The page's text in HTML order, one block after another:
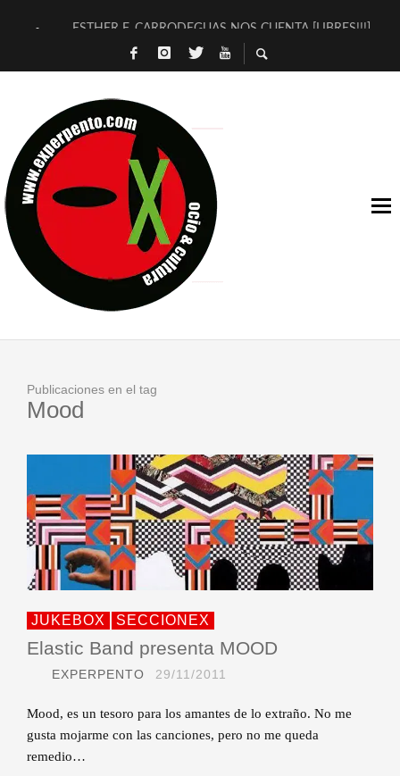
ESTHER F. CARRODEGUAS NOS CUENTA [LIBRES!!!]
[TERRA DE GUAPES] DE SANDRA MONFORT
TIMBRE 4, LA ESCUELA DEL DIRECTOR TEATRAL CLAUDIO
30 AÑOS (NO ES NADA) DE LA KATARSIS DEL TOMATAZO
MILITARES JUDÍAS EN #EXVITA
D’BALDOMEROS REINVENTAN [BITÁCORA 3.0] EN EXVITA
MARSHALL FLASH PRESENTA EN EXVITA [RELATIVA
JOFRE BARDAGÍ EN EXVITA INTERPRETANDO A SERRAT
Publicaciones en el tag
Mood
JUKEBOX SECCIONEX
Elastic Band presenta MOOD
EXPERPENTO 29/11/2011
Mood, es un tesoro para los amantes de lo extraño. No me
gusta mojarme con las canciones, pero no me queda
remedio…